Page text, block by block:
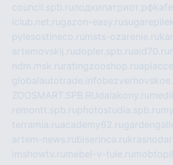
council.spb.ruлодкипатриот.рф
iclub.net.rugazon-easy.ru
pylesostineco.ru msts-ozarenie.ru
artemovskij.rudopler.spb.ruaid70.ru
ndm.msk.ru ratingzooshop.ru
globalautotrade.info
ZOOSMART.SPB.RUdalakony.ru
remontt.spb.ruphotostudia.spb.ru
terramia.ruacademy62.ru
artem-news.rubiserinca.ru
imshowtv.ru mebel-v-tule.ru